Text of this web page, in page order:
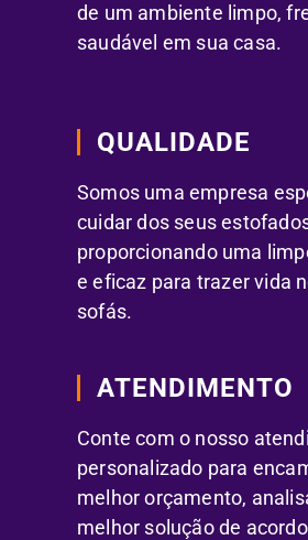
de um ambiente limpo,
saudável em sua casa.
QUALIDADE
Somos uma empresa
cuidar dos seus
proporcionando uma
e eficaz para trazer vida
sofás.
ATENDIMENTO
Conte com o nosso
personalizado para
melhor orçamento,
melhor solução de